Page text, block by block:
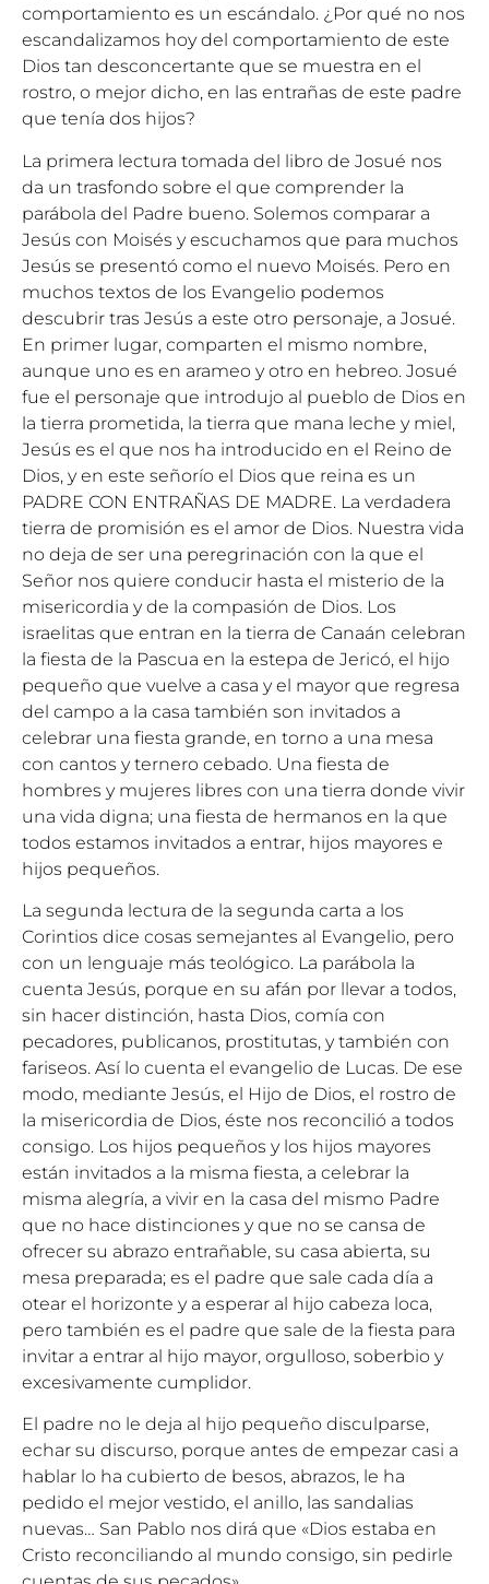
comportamiento es un escándalo. ¿Por qué no nos
escandalizamos hoy del comportamiento de este
Dios tan desconcertante que se muestra en el
rostro, o mejor dicho, en las entrañas de este padre
que tenía dos hijos?
La primera lectura tomada del libro de Josué nos
da un trasfondo sobre el que comprender la
parábola del Padre bueno. Solemos comparar a
Jesús con Moisés y escuchamos que para muchos
Jesús se presentó como el nuevo Moisés. Pero en
muchos textos de los Evangelio podemos
descubrir tras Jesús a este otro personaje, a Josué.
En primer lugar, comparten el mismo nombre,
aunque uno es en arameo y otro en hebreo. Josué
fue el personaje que introdujo al pueblo de Dios en
la tierra prometida, la tierra que mana leche y miel,
Jesús es el que nos ha introducido en el Reino de
Dios, y en este señorío el Dios que reina es un
PADRE CON ENTRAÑAS DE MADRE. La verdadera
tierra de promisión es el amor de Dios. Nuestra vida
no deja de ser una peregrinación con la que el
Señor nos quiere conducir hasta el misterio de la
misericordia y de la compasión de Dios. Los
israelitas que entran en la tierra de Canaán celebran
la fiesta de la Pascua en la estepa de Jericó, el hijo
pequeño que vuelve a casa y el mayor que regresa
del campo a la casa también son invitados a
celebrar una fiesta grande, en torno a una mesa
con cantos y ternero cebado. Una fiesta de
hombres y mujeres libres con una tierra donde vivir
una vida digna; una fiesta de hermanos en la que
todos estamos invitados a entrar, hijos mayores e
hijos pequeños.
La segunda lectura de la segunda carta a los
Corintios dice cosas semejantes al Evangelio, pero
con un lenguaje más teológico. La parábola la
cuenta Jesús, porque en su afán por llevar a todos,
sin hacer distinción, hasta Dios, comía con
pecadores, publicanos, prostitutas, y también con
fariseos. Así lo cuenta el evangelio de Lucas. De ese
modo, mediante Jesús, el Hijo de Dios, el rostro de
la misericordia de Dios, éste nos reconcilió a todos
consigo. Los hijos pequeños y los hijos mayores
están invitados a la misma fiesta, a celebrar la
misma alegría, a vivir en la casa del mismo Padre
que no hace distinciones y que no se cansa de
ofrecer su abrazo entrañable, su casa abierta, su
mesa preparada; es el padre que sale cada día a
otear el horizonte y a esperar al hijo cabeza loca,
pero también es el padre que sale de la fiesta para
invitar a entrar al hijo mayor, orgulloso, soberbio y
excesivamente cumplidor.
El padre no le deja al hijo pequeño disculparse,
echar su discurso, porque antes de empezar casi a
hablar lo ha cubierto de besos, abrazos, le ha
pedido el mejor vestido, el anillo, las sandalias
nuevas… San Pablo nos dirá que «Dios estaba en
Cristo reconciliando al mundo consigo, sin pedirle